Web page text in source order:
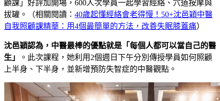
顧課」好評加開場，600人次學員一起學習經絡、穴道按摩與
拔罐。（相關閱讀： 40歲起懂經絡會老得慢！50+沈邑穎中醫
自我照顧課精華：用4個最簡單的方法，改善失眠膝蓋痛）
沈邑穎認為，中醫最棒的優點就是「每個人都可以當自己的醫
生」
。此次課程，她利用2個週日下午分別傳授學員如何照顧
上半身、下半身，並新增預防失智症的中醫觀點。